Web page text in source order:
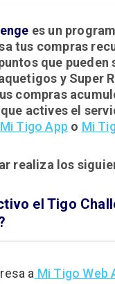
tu plan postpago
para tus
tu factura y
ver los beneficios
un teléfono con mi
paquetes adicionales
es un
tus compras
que pueden
y Super
compras
actives el
Mi Tigo App o Mi
realiza los
el Tigo
a Mi Tigo Web